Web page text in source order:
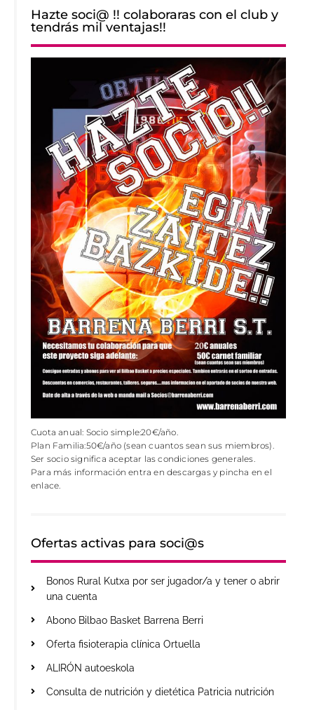
Hazte soci@ !! colaboraras con el club y
tendrás mil ventajas!!
Cuota anual: Socio simple:20€/año.
Plan Familia:50€/año (sean cuantos sean sus miembros).
Ser socio significa aceptar las condiciones generales.
Para más información entra en descargas y pincha en el
enlace.
Ofertas activas para soci@s
Bonos Rural Kutxa por ser jugador/a y tener o abrir
una cuenta
Abono Bilbao Basket Barrena Berri
Oferta fisioterapia clínica Ortuella
ALIRÓN autoeskola
Consulta de nutrición y dietética Patricia nutrición